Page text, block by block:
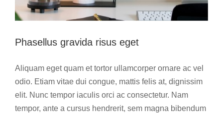
Phasellus gravida risus eget
Aliquam eget quam et tortor ullamcorper ornare ac vel
odio. Etiam vitae dui congue, mattis felis at, dignissim
elit. Nunc tempor iaculis orci ac consectetur. Nam
tempor, ante a cursus hendrerit, sem magna bibendum